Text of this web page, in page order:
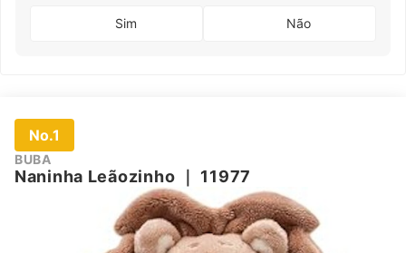
Sim Não
No.1
BUBA
Naninha Leãozinho ｜ 11977